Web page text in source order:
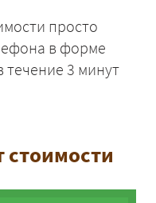
просто
в форме
3 минут
стоимости